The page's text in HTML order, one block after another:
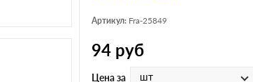
Артикул: Fra-25849
94 руб
Цена за шт